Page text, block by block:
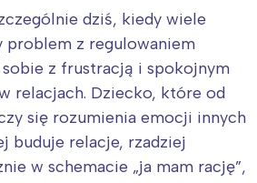
dziś, kiedy wiele
problem z regulowaniem
z frustracją i spokojnym
relacjach. Dziecko, które od
się rozumienia emocji innych
buduje relacje, rzadziej
w schemacie „ja mam rację”,